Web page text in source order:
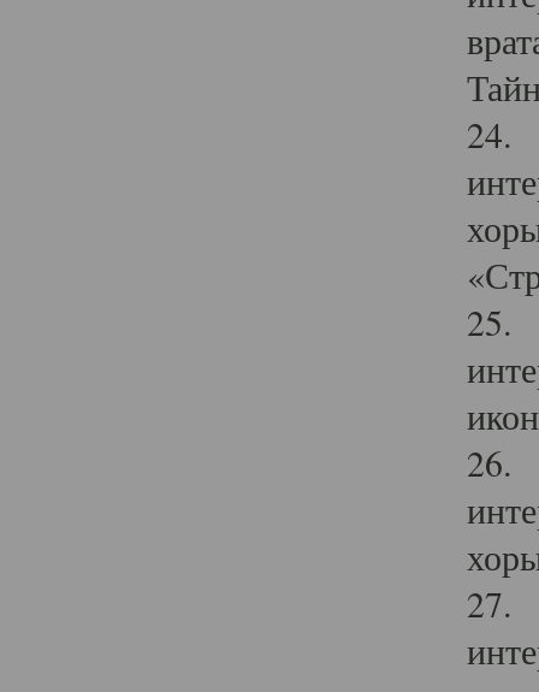
24.
25.
26.
27.